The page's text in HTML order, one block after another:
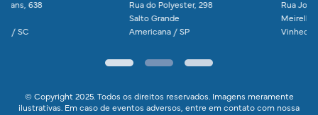
Rua José de Rezende
Meirelles, 3820 | Santa Cândida
Vinhedo / SP
© Copyright 2025. Todos os direitos reservados. Imagens meramente
ilustrativas. Em caso de eventos adversos, entre em contato com nossa